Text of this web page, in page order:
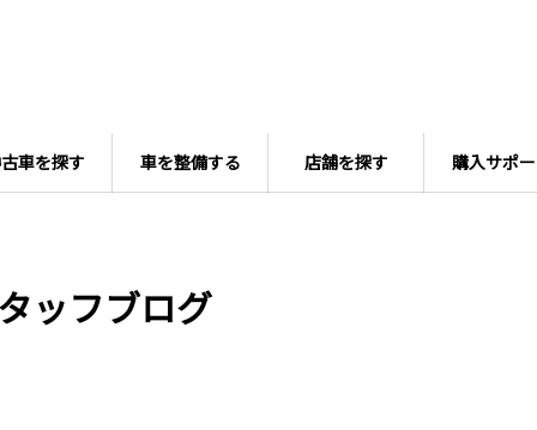
車を探す 車を整備する 店舗を探す 購入サポ
ッフブログ